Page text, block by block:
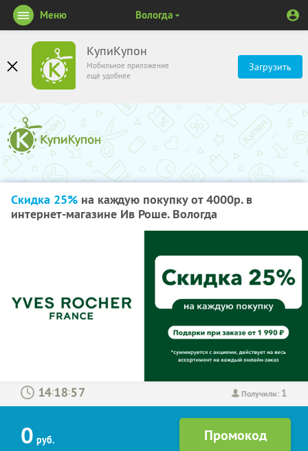
КупиКупон
Мобильное приложение
ещё удобнее
Загрузить
Меню Вологда
Скидка 25% на каждую покупку от 4000р. в
интернет-магазине Ив Роше. Вологда
Получили: 1
: :
0 руб.